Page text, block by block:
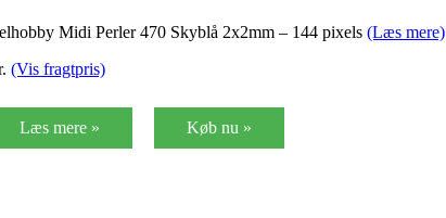
Midi Perler 470 Skyblå 2x2mm – 144 pixels (Læs mere)
(Vis fragtpris)
Læs mere » Køb nu »